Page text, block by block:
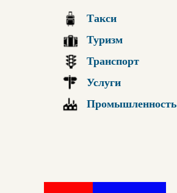
Такси
Туризм
Транспорт
Услуги
Промышленность